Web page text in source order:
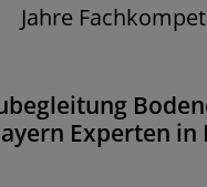
Jahre
Experten in